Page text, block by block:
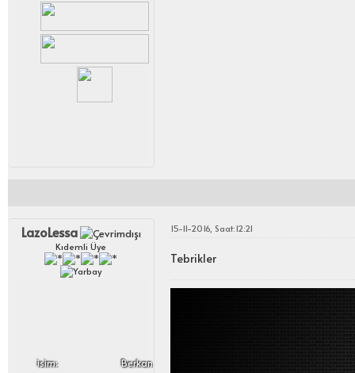
LazoLessa
Kıdemli Üye
i̇sim:
Berkan
15-11-2016, Saat:12:21
Tebrikler